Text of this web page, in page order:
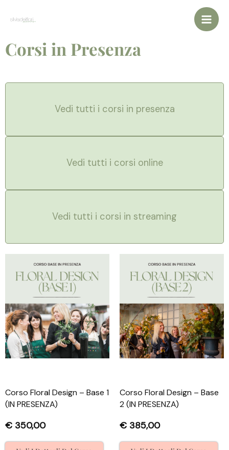
Corsi in Presenza
Vedi tutti i corsi in presenza
Vedi tutti i corsi online
Vedi tutti i corsi in streaming
Corso Floral Design – Base 1
(IN PRESENZA)
€ 350,00
Corso Floral Design – Base
2 (IN PRESENZA)
€ 385,00